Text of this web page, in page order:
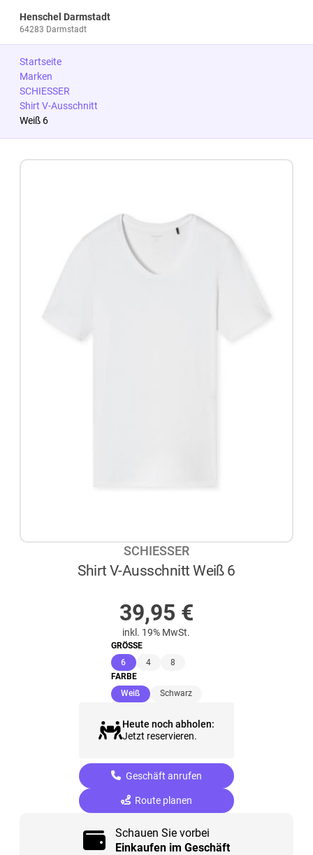
Henschel Darmstadt
64283 Darmstadt
Startseite
Marken
SCHIESSER
Shirt V-Ausschnitt
Weiß 6
SCHIESSER
Shirt V-Ausschnitt Weiß 6
39,95 €
inkl. 19% MwSt.
GRÖSSE
6(ausgewählt)
4
8
FARBE
Weiß(ausgewählt)
Schwarz
Heute noch abholen:
Jetzt reservieren.
Geschäft anrufen
Route planen
Schauen Sie vorbei
Einkaufen im Geschäft